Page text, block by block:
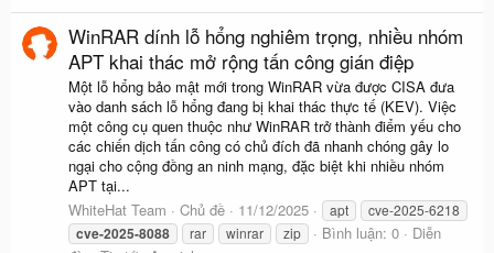
WinRAR dính lỗ hổng nghiêm trọng, nhiều nhóm
APT khai thác mở rộng tấn công gián điệp
Một lỗ hổng bảo mật mới trong WinRAR vừa được CISA đưa
vào danh sách lỗ hổng đang bị khai thác thực tế (KEV). Việc
một công cụ quen thuộc như WinRAR trở thành điểm yếu cho
các chiến dịch tấn công có chủ đích đã nhanh chóng gây lo
ngại cho cộng đồng an ninh mạng, đặc biệt khi nhiều nhóm
APT tại...
WhiteHat Team
Chủ đề 11/12/2025 apt cve-2025-6218
cve-2025-8088 rar winrar zip Bình luận: 0
Diễn